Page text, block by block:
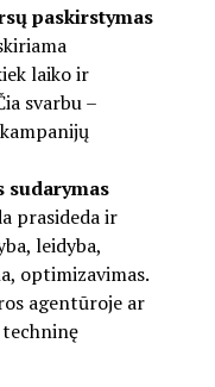
paskirstymas
laiko ir
svarbu –
sudarymas
prasideda ir
leidyba,
optimizavimas.
agentūroje ar